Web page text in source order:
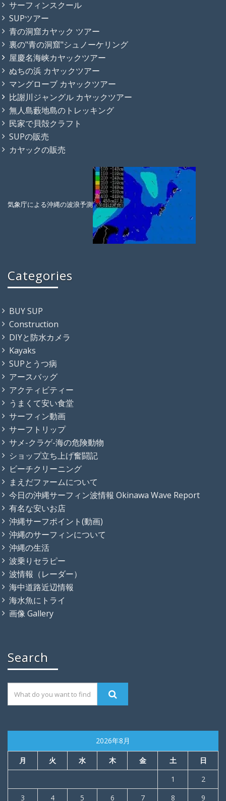
サーフィンスクール
SUPツアー
青の洞窟カヤック ツアー
裏の"青の洞窟"シュノーケリング
屋慶名海峡カヤックツアー
ぬちの浜 カヤックツアー
マングローブ カヤックツアー
比謝川ジャングル カヤックツアー
無人島藪地島のトレッキング
民家で貝殻クラフト
SUPの販売
カヤックの販売
気象庁による沖縄の波浪予測
Categories
BUY SUP
Construction
DIYと防水カメラ
Kayaks
SUPとうつ病
アースバッグ
アクティビティー
うまくて安い食堂
サーフィン動画
サーフトリップ
サメ-クラゲ-海の危険動物
ショップ立ち上げ奮闘記
ビーチクリーニング
まえだファームについて
今日の沖縄サーフィン波情報 Okinawa Wave Report
有名な安いお店
沖縄サーフポイント(動画)
沖縄のサーフィンについて
沖縄の生活
波乗りセラピー
波情報（レーダー）
海中道路近辺情報
海水魚にトライ
画像 Gallery
Search
2026年8月
月 火 水 木 金 土
日
1
2
3
4 5 6 7 8 9